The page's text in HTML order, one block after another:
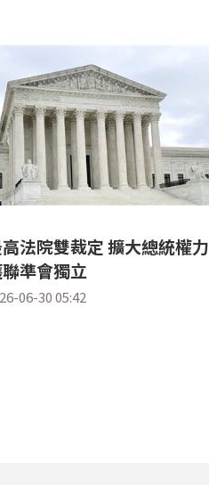
法院雙裁定 擴大總統權力
準會獨立
06-30 05:42